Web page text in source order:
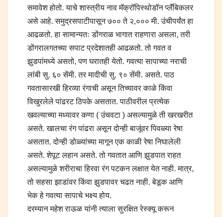
समावेश होतो. याचे शास्त्रीय नाव मॅक्रॉपिस्थोडॉन प्लॅंबिकलर
असे आहे. समुद्रसपाटीपासून ७०० ते २,००० मी. उंचीपर्यंत हा
आढळतो. हा सामान्यतः डोंगराळ भागात राहणारा असला, तरी
डोंगरालगतच्या सपाट प्रदेशातही आढळतो. तो गवत व
झुडपांमध्ये असतो, पण घरातही येतो. गवत्या सापाच्या नराची
लांबी सु. ६० सेंमी. तर मादीची सु. ९० सेंमी. असते. पाठ
गवतासारखी हिरव्या रंगाची असून तिच्यावर काळे किंवा
विखुरलेले पांढरट ठिपके असतात. पाठीवरील प्रत्येक
खवल्याच्या मध्यावर कणा ( उंचवटा ) असल्यामुळे ती खरखरीत
असते. खालचा रंग पांढरा असून दोन्ही बाजूंवर पिवळ्या रेषा
असतात. दोन्ही डोळ्यांच्या मागून एक काळी रेषा निघालेली
असते. शेपूट लहान असते. तो गवतात आणि झुडपात राहत
असल्यामुळे शरीराचा हिरवा रंग पटकन लक्षात येत नाही. मात्र,
तो सहसा झाडांवर किंवा झुडपावर चढत नाही. बेडूक आणि
भेक हे गवत्या सापाचे भक्ष्य होय.
दरम्यान महेश राऊळ यांनी त्याला सुरक्षित रेस्क्यू करून